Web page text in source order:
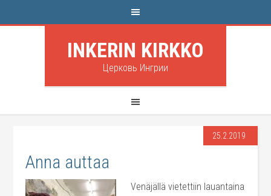
INKERIN KIRKKO
Церковь Ингрии
25.2.2019
Anna auttaa
Venäjällä vietettiin lauantaina